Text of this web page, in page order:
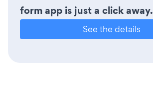
form app is just a click away.
See the details